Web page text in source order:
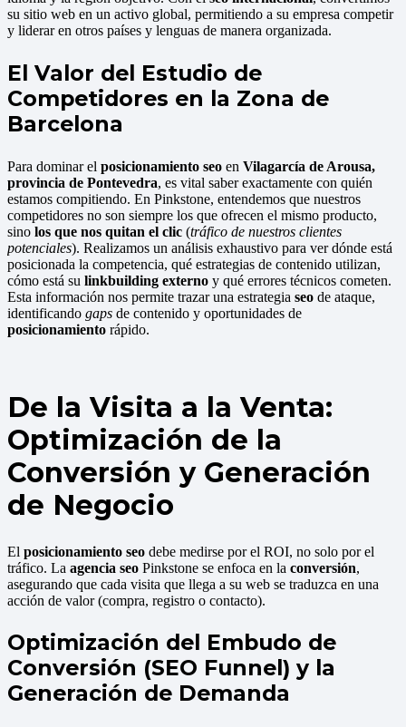
su sitio web en un activo global, permitiendo a su empresa competir
y liderar en otros países y lenguas de manera organizada.
El Valor del Estudio de
Competidores en la Zona de
Barcelona
Para dominar el posicionamiento seo en Vilagarcía de Arousa,
provincia de Pontevedra, es vital saber exactamente con quién
estamos compitiendo. En Pinkstone, entendemos que nuestros
competidores no son siempre los que ofrecen el mismo producto,
sino los que nos quitan el clic (tráfico de nuestros clientes
potenciales). Realizamos un análisis exhaustivo para ver dónde está
posicionada la competencia, qué estrategias de contenido utilizan,
cómo está su linkbuilding externo y qué errores técnicos cometen.
Esta información nos permite trazar una estrategia seo de ataque,
identificando gaps de contenido y oportunidades de
posicionamiento rápido.
De la Visita a la Venta:
Optimización de la
Conversión y Generación
de Negocio
El posicionamiento seo debe medirse por el ROI, no solo por el
tráfico. La agencia seo Pinkstone se enfoca en la conversión,
asegurando que cada visita que llega a su web se traduzca en una
acción de valor (compra, registro o contacto).
Optimización del Embudo de
Conversión (SEO Funnel) y la
Generación de Demanda